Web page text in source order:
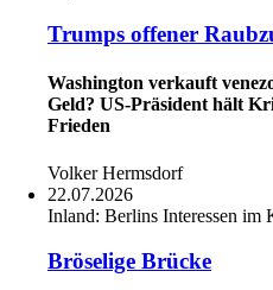
Trumps offener
Washington verkauft
Geld? US-Präsident hält
Frieden
Volker Hermsdorf
22.07.2026
Inland: Berlins Interessen im
Bröselige Brücke